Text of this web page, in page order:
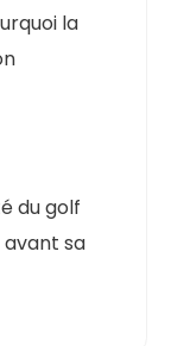
la
du golf
sa